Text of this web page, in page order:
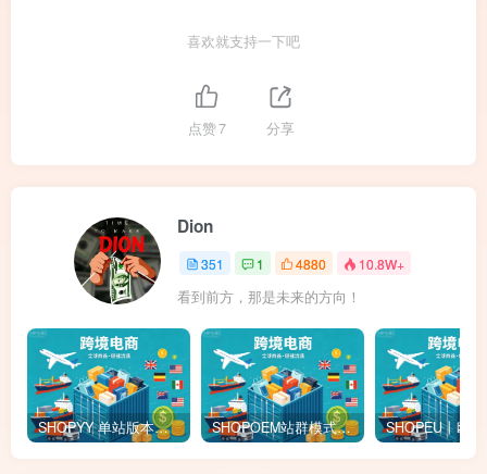
喜欢就支持一下吧
点赞7 分享
Dion
351 1 4880 10.8W+
看到前方，那是未来的方向！
SHOPYY 单站版本怎么收费？有免佣金额度吗？一年多少钱？ SHOPOEM站群模式怎么收费？不限品不封店独立站站群，送10个企业版网站！建站全免费！开通找站长